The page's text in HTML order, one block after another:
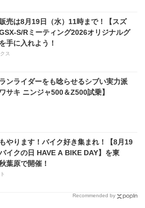
売は8月19日（水）11時まで！【スズ
S/Rミーティング2026オリジナルグ
手に入れよう！
ス
ンライダーをも唸らせるシブい実力派
ワサキ ニンジャ500＆Z500試乗】
やります！バイク好き集まれ！【8月19
イクの日 HAVE A BIKE DAY】を東
葉原で開催！
Recommended by